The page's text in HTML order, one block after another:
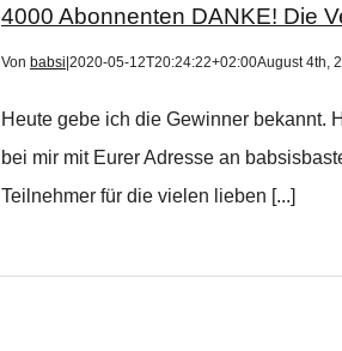
4000 Abonnenten DANKE! Die
Von babsi 2020-05-12T20:24:22+02:00August 4th,
Heute gebe ich die Gewinner bekannt.
bei mir mit Eurer Adresse an
Teilnehmer für die vielen lieben [...]